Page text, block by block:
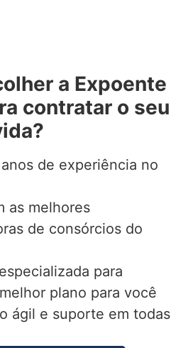
a Expoente
contratar o seu
de experiência no
as melhores
de consórcios do
para
plano para você
ágil e suporte em todas